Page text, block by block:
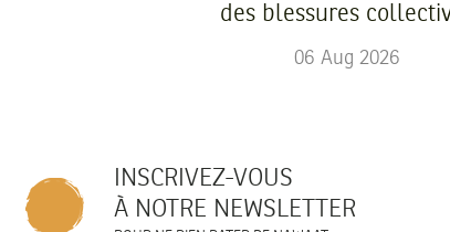
des blessures
06 Aug 2026
INSCRIVEZ-VOUS
À NOTRE NEWSLETTER